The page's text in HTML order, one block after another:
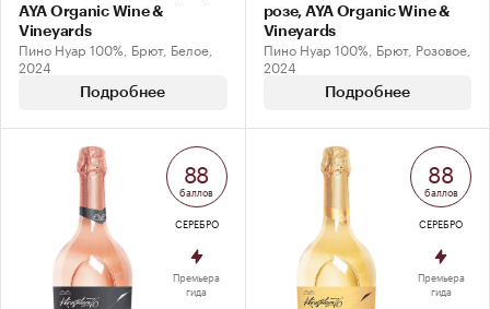
AYA Organic Wine &
Vineyards
Пино Нуар 100%, Брют, Белое,
2024
Подробнее
розе, AYA Organic Wine &
Vineyards
Пино Нуар 100%, Брют, Розовое,
2024
Подробнее
88
баллов
СЕРЕБРО
Премьера
гида
88
баллов
СЕРЕБРО
Премьера
гида